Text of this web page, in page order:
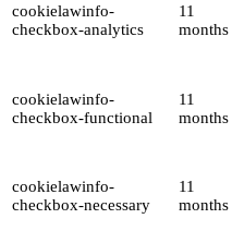
cookielawinfo-
checkbox-analytics
11
months
cookielawinfo-
checkbox-functional
11
months
cookielawinfo-
checkbox-necessary
11
months